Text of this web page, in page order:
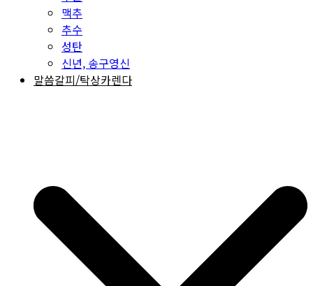
맥추
추수
성탄
신년, 송구영신
말씀갈피/탁상카렌다